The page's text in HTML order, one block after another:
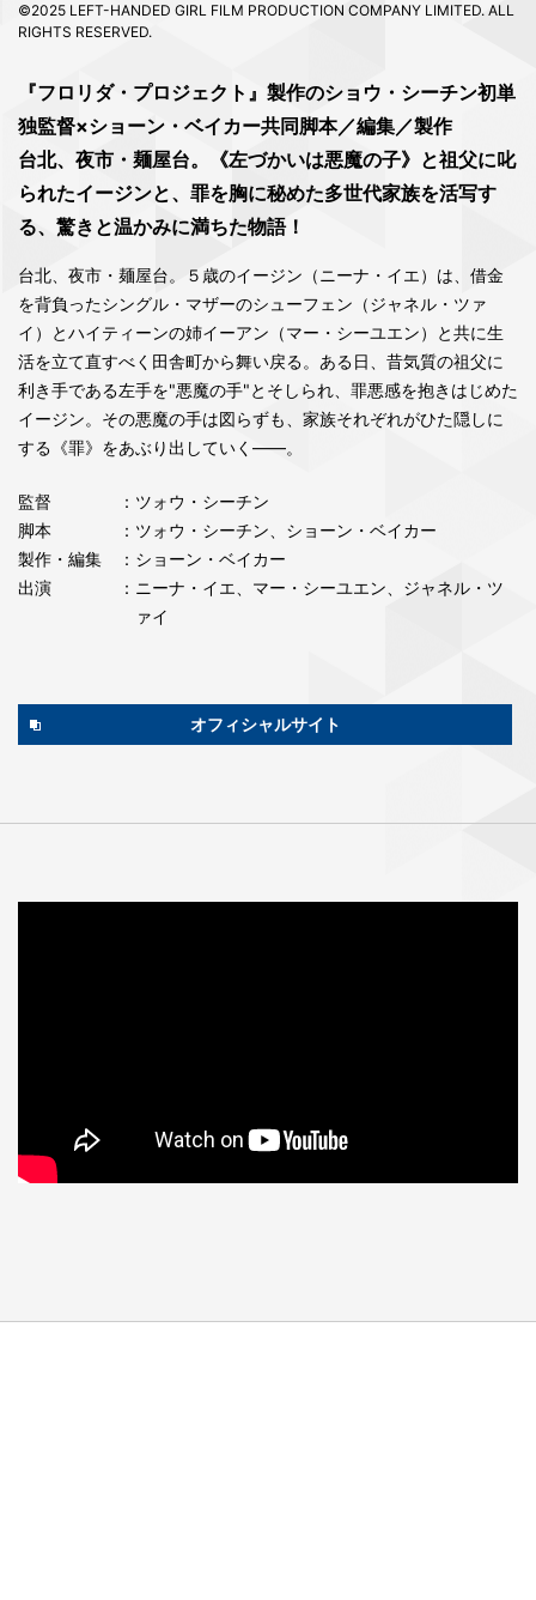
©2025 LEFT-HANDED GIRL FILM PRODUCTION COMPANY LIMITED. ALL
RIGHTS RESERVED.
『フロリダ・プロジェクト』製作のショウ・シーチン初単
独監督×ショーン・ベイカー共同脚本／編集／製作
台北、夜市・麺屋台。《左づかいは悪魔の子》と祖父に叱
られたイージンと、罪を胸に秘めた多世代家族を活写す
る、驚きと温かみに満ちた物語！
台北、夜市・麺屋台。５歳のイージン（ニーナ・イエ）は、借金
を背負ったシングル・マザーのシューフェン（ジャネル・ツァ
イ）とハイティーンの姉イーアン（マー・シーユエン）と共に生
活を立て直すべく田舎町から舞い戻る。ある日、昔気質の祖父に
利き手である左手を"悪魔の手"とそしられ、罪悪感を抱きはじめた
イージン。その悪魔の手は図らずも、家族それぞれがひた隠しに
する《罪》をあぶり出していく――。
監督
：ツォウ・シーチン
脚本
：ツォウ・シーチン、ショーン・ベイカー
製作・編集
：ショーン・ベイカー
出演
：ニーナ・イエ、マー・シーユエン、ジャネル・ツ
ァイ
オフィシャルサイト